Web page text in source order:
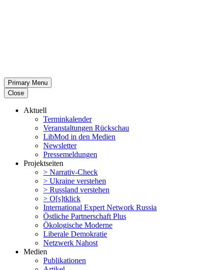
Primary Menu
Close
Aktuell
Termin­ka­lender
Veran­stal­tungen Rückschau
LibMod in den Medien
Newsletter
Presse­mel­dungen
Projekt­seiten
> Narrativ-Check
> Ukraine verstehen
> Russland verstehen
> O[s]tklick
Inter­na­tional Expert Network Russia
Östliche Partner­schaft Plus
Ökolo­gische Moderne
Liberale Demokratie
Netzwerk Nahost
Medien
Publi­ka­tionen